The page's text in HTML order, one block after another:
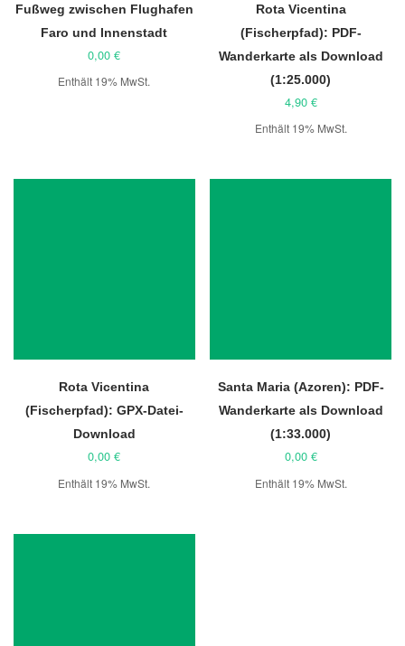
Fußweg zwischen Flughafen
Faro und Innenstadt
0,00€
Enthält 19% MwSt.
Rota Vicentina
(Fischerpfad): PDF-
Wanderkarte als Download
(1:25.000)
4,90 €
Enthält 19% MwSt.
Rota Vicentina
(Fischerpfad): GPX-Datei-
Download
0,00€
Enthält 19% MwSt.
Santa Maria (Azoren): PDF-
Wanderkarte als Download
(1:33.000)
0,00 €
Enthält 19% MwSt.